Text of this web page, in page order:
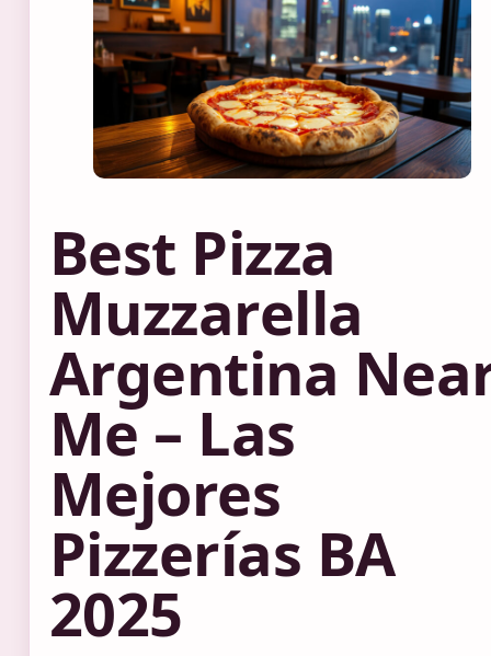
Best Pizza
Muzzarella
Argentina
Me – Las
Mejores
Pizzerías BA
2025